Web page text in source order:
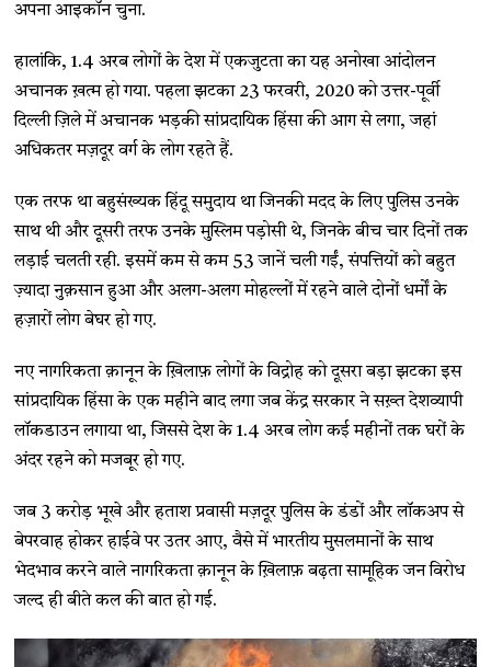
अपना आइकॉन चुना.
हालांकि, 1.4 अरब लोगों के देश में एकजुटता का यह अनोखा आंदोलन
अचानक ख़त्म हो गया. पहला झटका 23 फरवरी, 2020 को उत्तर-पूर्वी
दिल्ली ज़िले में अचानक भड़की सांप्रदायिक हिंसा की आग से लगा, जहां
अधिकतर मज़दूर वर्ग के लोग रहते हैं.
एक तरफ था बहुसंख्यक हिंदू समुदाय था जिनकी मदद के लिए पुलिस उनके
साथ थी और दूसरी तरफ उनके मुस्लिम पड़ोसी थे, जिनके बीच चार दिनों तक
लड़ाई चलती रही. इसमें कम से कम 53 जानें चली गईं, संपत्तियों को बहुत
ज़्यादा नुक़सान हुआ और अलग-अलग मोहल्लों में रहने वाले दोनों धर्मों के
हज़ारों लोग बेघर हो गए.
नए नागरिकता क़ानून के ख़िलाफ़ लोगों के विद्रोह को दूसरा बड़ा झटका इस
सांप्रदायिक हिंसा के एक महीने बाद लगा जब केंद्र सरकार ने सख़्त देशव्यापी
लॉकडाउन लगाया था, जिससे देश के 1.4 अरब लोग कई महीनों तक घरों के
अंदर रहने को मजबूर हो गए.
जब 3 करोड़ भूखे और हताश प्रवासी मज़दूर पुलिस के डंडों और लॉकअप से
बेपरवाह होकर हाईवे पर उतर आए, वैसे में भारतीय मुसलमानों के साथ
भेदभाव करने वाले नागरिकता क़ानून के ख़िलाफ़ बढ़ता सामूहिक जन विरोध
जल्द ही बीते कल की बात हो गई.